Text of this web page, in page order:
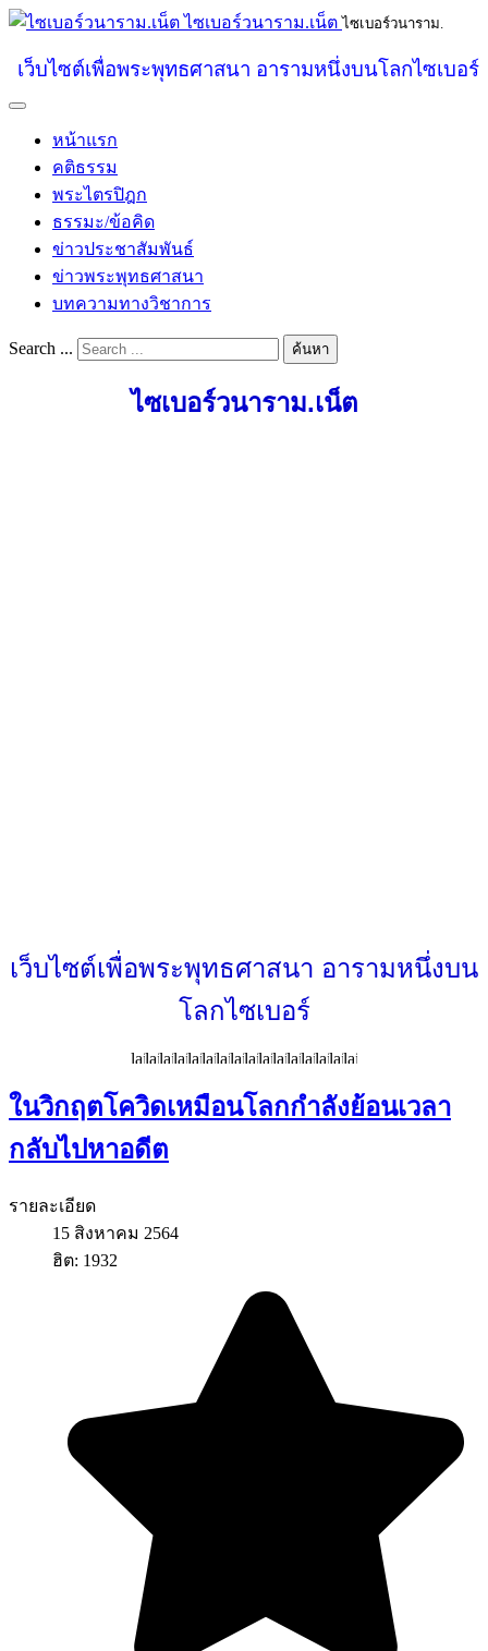
ไซเบอร์วนาราม.เน็ต ไซเบอร์วนาราม.
เว็บไซต์เพื่อพระพุทธศาสนา อารามหนึ่งบนโลกไซเบอร์
หน้าแรก
คติธรรม
พระไตรปิฎก
ธรรมะ/ข้อคิด
ข่าวประชาสัมพันธ์
ข่าวพระพุทธศาสนา
บทความทางวิชาการ
Search ... ค้นหา
ไซเบอร์วนาราม.เน็ต
เว็บไซต์เพื่อพระพุทธศาสนา อารามหนึ่งบน
โลกไซเบอร์
ในวิกฤตโควิดเหมือนโลกกำลังย้อนเวลา
กลับไปหาอดีต
รายละเอียด
15 สิงหาคม 2564
ฮิต: 1932